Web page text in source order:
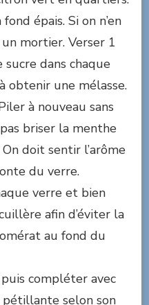
épais. Si on n’en
mortier. Verser 1
dans chaque
obtenir une mélasse.
à nouveau sans
briser la menthe
doit sentir l’arôme
du verre.
verre et bien
afin d’éviter la
au fond du
compléter avec
pétillante selon son